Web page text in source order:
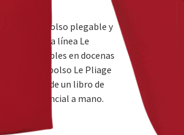
un bolso plegable y
mundo. La línea Le
disponibles en docenas
diario, el bolso Le Pliage
el tamaño de un libro de
lo esencial a mano.